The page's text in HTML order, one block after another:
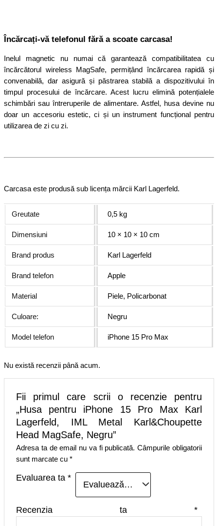
Încărcați-vă telefonul fără a scoate carcasa!
Inelul magnetic nu numai că garantează compatibilitatea cu
încărcătorul wireless MagSafe, permițând încărcarea rapidă și
convenabilă, dar asigură și păstrarea stabilă a dispozitivului în
timpul procesului de încărcare. Acest lucru elimină potențialele
schimbări sau întreruperile de alimentare. Astfel, husa devine nu
doar un accesoriu estetic, ci și un instrument funcțional pentru
utilizarea de zi cu zi.
Carcasa este produsă sub licența mărcii Karl Lagerfeld.
Greutate 0,5 kg
Dimensiuni 10 × 10 × 10 cm
Brand produs Karl Lagerfeld
Brand telefon Apple
Material Piele, Policarbonat
Culoare: Negru
Model telefon iPhone 15 Pro Max
Nu există recenzii până acum.
Fii primul care scrii o recenzie pentru
„Husa pentru iPhone 15 Pro Max Karl
Lagerfeld, IML Metal Karl&Choupette
Head MagSafe, Negru”
Adresa ta de email nu va fi publicată. Câmpurile obligatorii
sunt marcate cu*
Evaluarea ta*
Recenzia ta *